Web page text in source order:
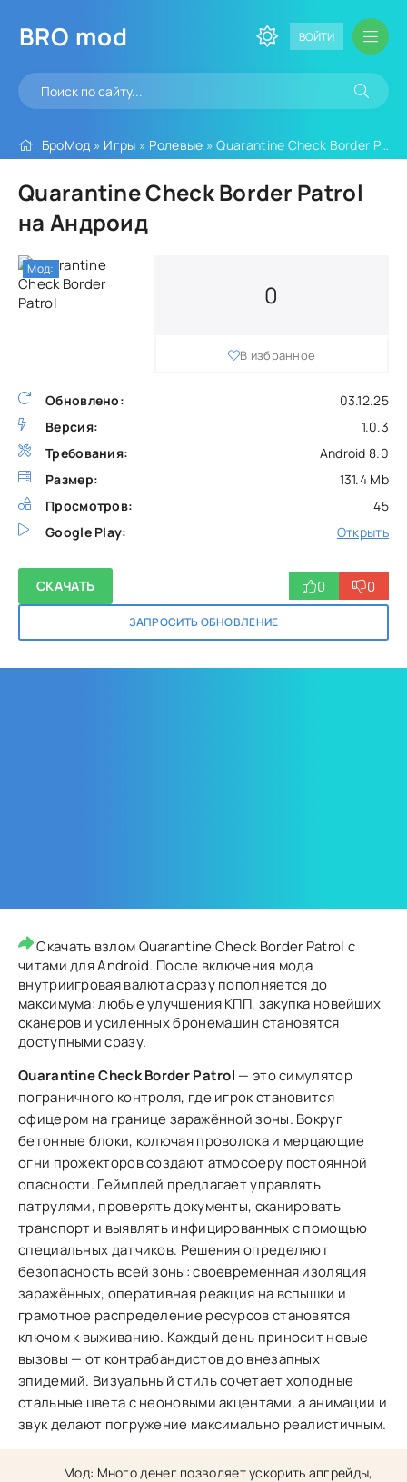
BRO mod ВОЙТИ
БроМод » Игры » Ролевые » Quarantine Check Border Patrol
Quarantine Check Border Patrol
на Андроид
Обновлено:
03.12.25
Версия:
1.0.3
Требования:
Android 8.0
Размер:
131.4 Mb
Просмотров:
45
Google Play:
Открыть
0
В избранное
СКАЧАТЬ
ЗАПРОСИТЬ ОБНОВЛЕНИЕ
0 0
Мод:
Скачать взлом Quarantine Check Border Patrol с
читами для Android. После включения мода
внутриигровая валюта сразу пополняется до
максимума: любые улучшения КПП, закупка новейших
сканеров и усиленных бронемашин становятся
доступными сразу.
Quarantine Check Border Patrol — это симулятор
пограничного контроля, где игрок становится
офицером на границе заражённой зоны. Вокруг
бетонные блоки, колючая проволока и мерцающие
огни прожекторов создают атмосферу постоянной
опасности. Геймплей предлагает управлять
патрулями, проверять документы, сканировать
транспорт и выявлять инфицированных с помощью
специальных датчиков. Решения определяют
безопасность всей зоны: своевременная изоляция
заражённых, оперативная реакция на вспышки и
грамотное распределение ресурсов становятся
ключом к выживанию. Каждый день приносит новые
вызовы — от контрабандистов до внезапных
эпидемий. Визуальный стиль сочетает холодные
стальные цвета с неоновыми акцентами, а анимации и
звук делают погружение максимально реалистичным.
Мод: Много денег позволяет ускорить апгрейды,